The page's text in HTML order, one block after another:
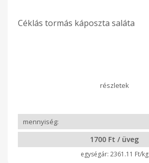
Céklás tormás káposzta saláta
1700 Ft / üveg
2361.11 Ft/kg